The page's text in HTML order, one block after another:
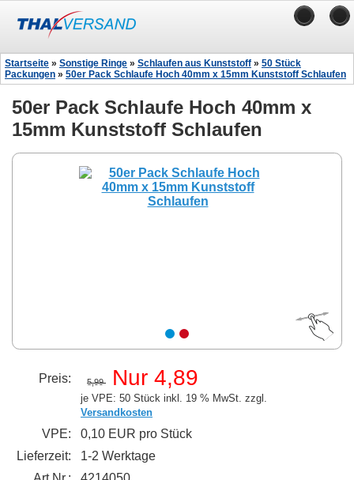
Startseite » Sonstige Ringe » Schlaufen aus Kunststoff » 50 Stück
Packungen » 50er Pack Schlaufe Hoch 40mm x 15mm Kunststoff Schlaufen
50er Pack Schlaufe Hoch 40mm x
15mm Kunststoff Schlaufen
Preis: 5,99 Nur 4,89
je VPE: 50 Stück inkl. 19 % MwSt. zzgl.
Versandkosten
VPE:
0,10 EUR pro Stück
Lieferzeit:
1-2 Werktage